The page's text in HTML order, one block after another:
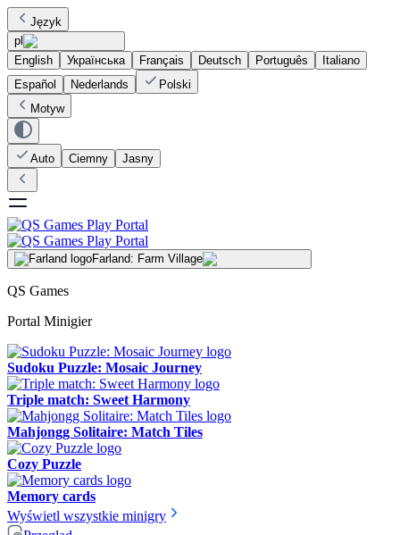
Język
pl
English
Українська Français Deutsch Português
Italiano
Español
Nederlands
Polski
Motyw
Auto Ciemny Jasny
Farland: Farm Village
QS Games
Portal Minigier
Sudoku Puzzle: Mosaic Journey
Triple match: Sweet Harmony
Mahjongg Solitaire: Match Tiles
Cozy Puzzle
Memory cards
Wyświetl wszystkie minigry